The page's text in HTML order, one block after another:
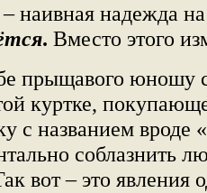
наивная надежда
. Вместо этого
прыщавого
куртке,
с названием вроде
соблазнить
вот – это явления